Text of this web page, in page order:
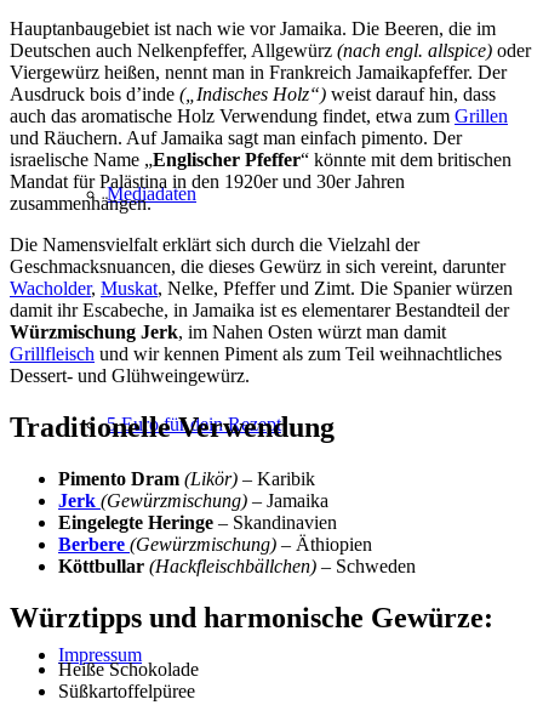
Mediadaten
5 Euro für dein Rezept
Impressum
Hauptanbaugebiet ist nach wie vor Jamaika. Die Beeren, die im
Deutschen auch Nelkenpfeffer, Allgewürz (nach engl. allspice) oder
Viergewürz heißen, nennt man in Frankreich Jamaikapfeffer. Der
Ausdruck bois d’inde („Indisches Holz“) weist darauf hin, dass
auch das aromatische Holz Verwendung findet, etwa zum Grillen
und Räuchern. Auf Jamaika sagt man einfach pimento. Der
israelische Name „Englischer Pfeffer“ könnte mit dem britischen
Mandat für Palästina in den 1920er und 30er Jahren
zusammenhängen.
Die Namensvielfalt erklärt sich durch die Vielzahl der
Geschmacksnuancen, die dieses Gewürz in sich vereint, darunter
Wacholder, Muskat, Nelke, Pfeffer und Zimt. Die Spanier würzen
damit ihr Escabeche, in Jamaika ist es elementarer Bestandteil der
Würzmischung Jerk, im Nahen Osten würzt man damit
Grillfleisch und wir kennen Piment als zum Teil weihnachtliches
Dessert- und Glühweingewürz.
Traditionelle Verwendung
Pimento Dram (Likör) – Karibik
Jerk (Gewürzmischung) – Jamaika
Eingelegte Heringe – Skandinavien
Berbere (Gewürzmischung) – Äthiopien
Köttbullar (Hackfleischbällchen) – Schweden
Würztipps und harmonische Gewürze:
Heiße Schokolade
Süßkartoffelpüree